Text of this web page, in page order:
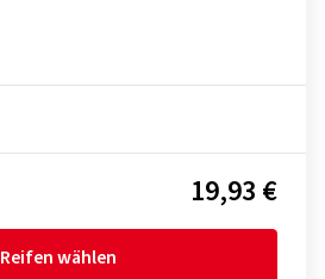
19,93 €
Reifen wählen